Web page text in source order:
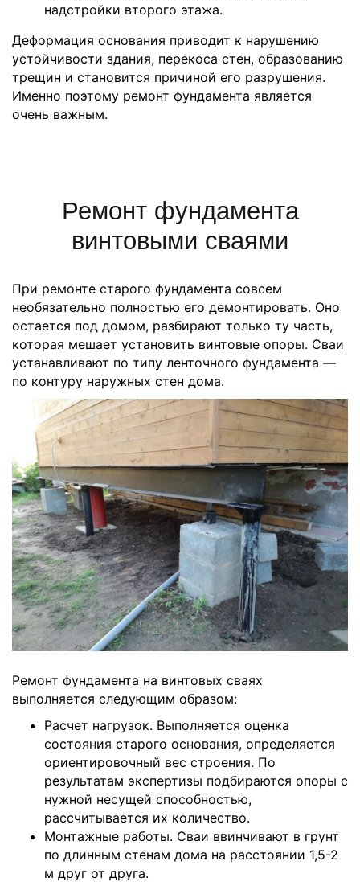
надстройки второго этажа.
Деформация основания приводит к нарушению
устойчивости здания, перекоса стен, образованию
трещин и становится причиной его разрушения.
Именно поэтому ремонт фундамента является
очень важным.
Ремонт фундамента
винтовыми сваями
При ремонте старого фундамента совсем
необязательно полностью его демонтировать. Оно
остается под домом, разбирают только ту часть,
которая мешает установить винтовые опоры. Сваи
устанавливают по типу ленточного фундамента —
по контуру наружных стен дома.
Ремонт фундамента на винтовых сваях
выполняется следующим образом:
Расчет нагрузок. Выполняется оценка
состояния старого основания, определяется
ориентировочный вес строения. По
результатам экспертизы подбираются опоры с
нужной несущей способностью,
рассчитывается их количество.
Монтажные работы. Сваи ввинчивают в грунт
по длинным стенам дома на расстоянии 1,5-2
м друг от друга.